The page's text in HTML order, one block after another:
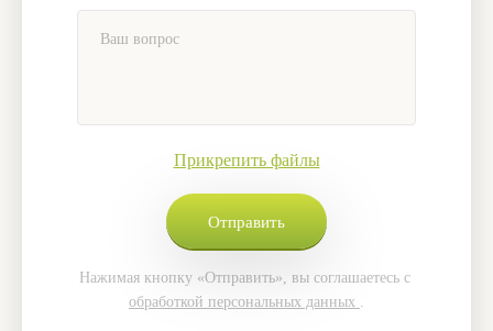
Прикрепить файлы
Нажимая кнопку «Отправить», вы соглашаетесь с
обработкой персональных данных .